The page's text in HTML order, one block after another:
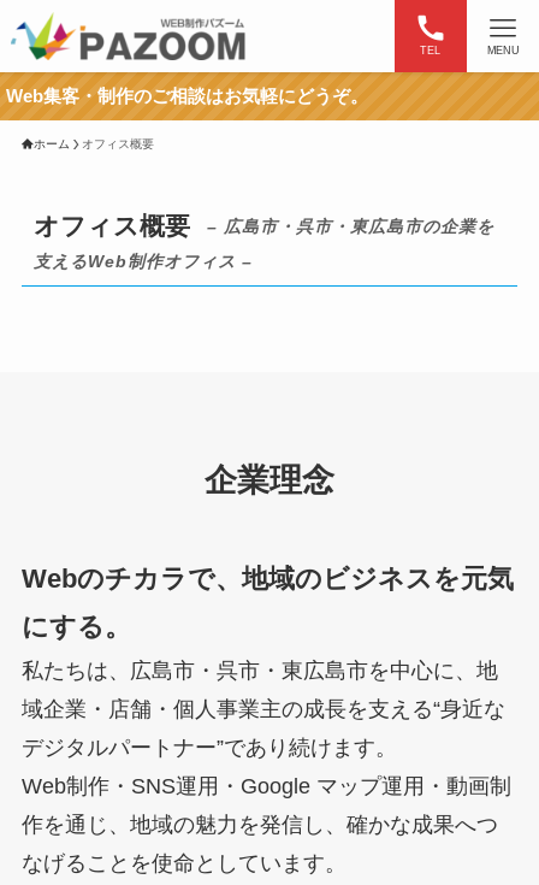
TEL MENU
客・制作のご相談はお気軽にどうぞ。
ホーム オフィス概要
オフィス概要
– 広島市・呉市・東広島市の企業を
支えるWeb制作オフィス –
企業理念
Webのチカラで、地域のビジネスを元気
にする。
私たちは、広島市・呉市・東広島市を中心に、地
域企業・店舗・個人事業主の成長を支える“身近な
デジタルパートナー”であり続けます。
Web制作・SNS運用・Google マップ運用・動画制
作を通じ、地域の魅力を発信し、確かな成果へつ
なげることを使命としています。